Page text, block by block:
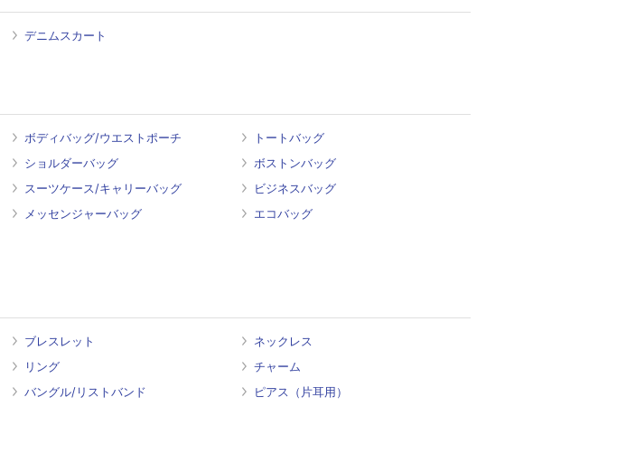
デニムスカート
ボディバッグ/ウエストポーチ
トートバッグ
ショルダーバッグ
ボストンバッグ
スーツケース/キャリーバッグ
ビジネスバッグ
メッセンジャーバッグ
エコバッグ
ブレスレット
ネックレス
リング
チャーム
バングル/リストバンド ピアス（片耳用）